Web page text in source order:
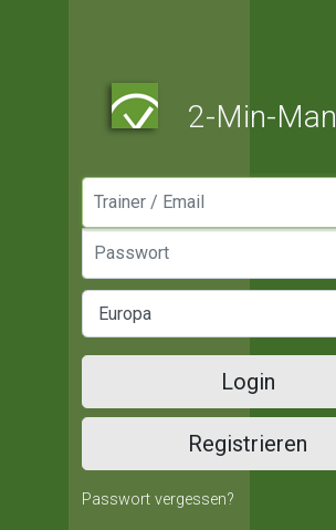
2-Min-Man
Login
Registrieren
Passwort vergessen?